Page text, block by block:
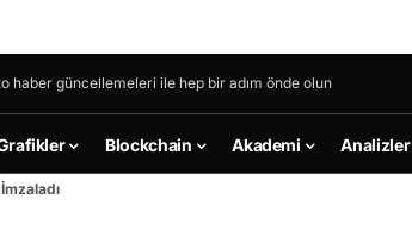
haber güncellemeleri ile hep bir adım önde olun
Blockchain Akademi Analizler